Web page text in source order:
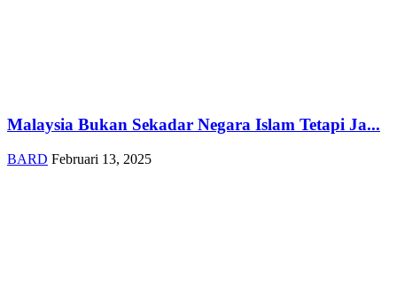
Malaysia Bukan Sekadar Negara Islam Tetapi Ja...
BARD Februari 13, 2025